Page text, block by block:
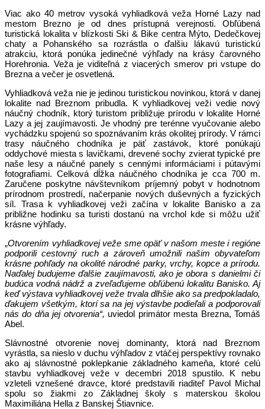
Viac ako 40 metrov vysoká vyhliadková veža Horné Lazy nad
mestom Brezno je od dnes prístupná verejnosti. Obľúbená
turistická lokalita v blízkosti Ski & Bike centra Mýto, Dedečkovej
chaty a Pohanského sa rozrástla o ďalšiu lákavú turistickú
atrakciu, ktorá ponúka jedinečné výhľady na krásy čarovného
Horehronia. Veža je viditeľná z viacerých smerov pri vstupe do
Brezna a večer je osvetlená.
Vyhliadková veža nie je jedinou turistickou novinkou, ktorá v danej
lokalite nad Breznom pribudla. K vyhliadkovej veži vedie nový
náučný chodník, ktorý turistom približuje prírodu v lokalite Horné
Lazy a jej zaujímavosti. Je vhodný pre terénne vyučovanie alebo
vychádzku spojenú so spoznávaním krás okolitej prírody. V rámci
trasy náučného chodníka je päť zastávok, ktoré ponúkajú
oddychové miesta s lavičkami, drevené sochy zvierat typické pre
naše lesy a náučné panely s cennými informáciami i pútavými
fotografiami. Celková dĺžka náučného chodníka je cca 700 m.
Zaručene poskytne návštevníkom príjemný pobyt v hodnotnom
prírodnom prostredí, načerpanie nových duševných a fyzických
síl. Trasa k vyhliadkovej veži začína v lokalite Banisko a za
približne hodinku sa turisti dostanú na vrchol kde si môžu užiť
krásne výhľady.
„Otvorením vyhliadkovej veže sme opäť v našom meste i regióne
podporili cestovný ruch a zároveň umožnili našim obyvateľom
krásne pohľady na okolité národné parky, vrchy, kopce a prírodu.
Naďalej budujeme ďalšie zaujímavosti, ako je obora s danielmi či
budúca vodná nádrž a zveľaďujeme obľúbenú lokalitu Banisko. Aj
keď výstava vyhliadkovej veže trvala dlhšie ako sa predpokladalo,
ďakujem všetkým, ktorí sa na jej výstavbe podieľali a podporovali
nás do dňa jej otvorenia“, uviedol primátor mesta Brezna, Tomáš
Abel.
Slávnostné otvorenie novej dominanty, ktorá nad Breznom
vyrástla, sa nieslo v duchu výhľadov z vtáčej perspektívy rovnako
ako aj slávnostné poklepkanie základného kameňa, ktoré celú
stavbu vyhliadkovej veže v decembri 2018 spustilo. K nebu
vzleteli vznešené dravce, ktoré predstavili riaditeľ Pavol Michal
spolu so žiakmi zo Základnej školy s materskou školou
Maximiliána Hella z Banskej Štiavnice.